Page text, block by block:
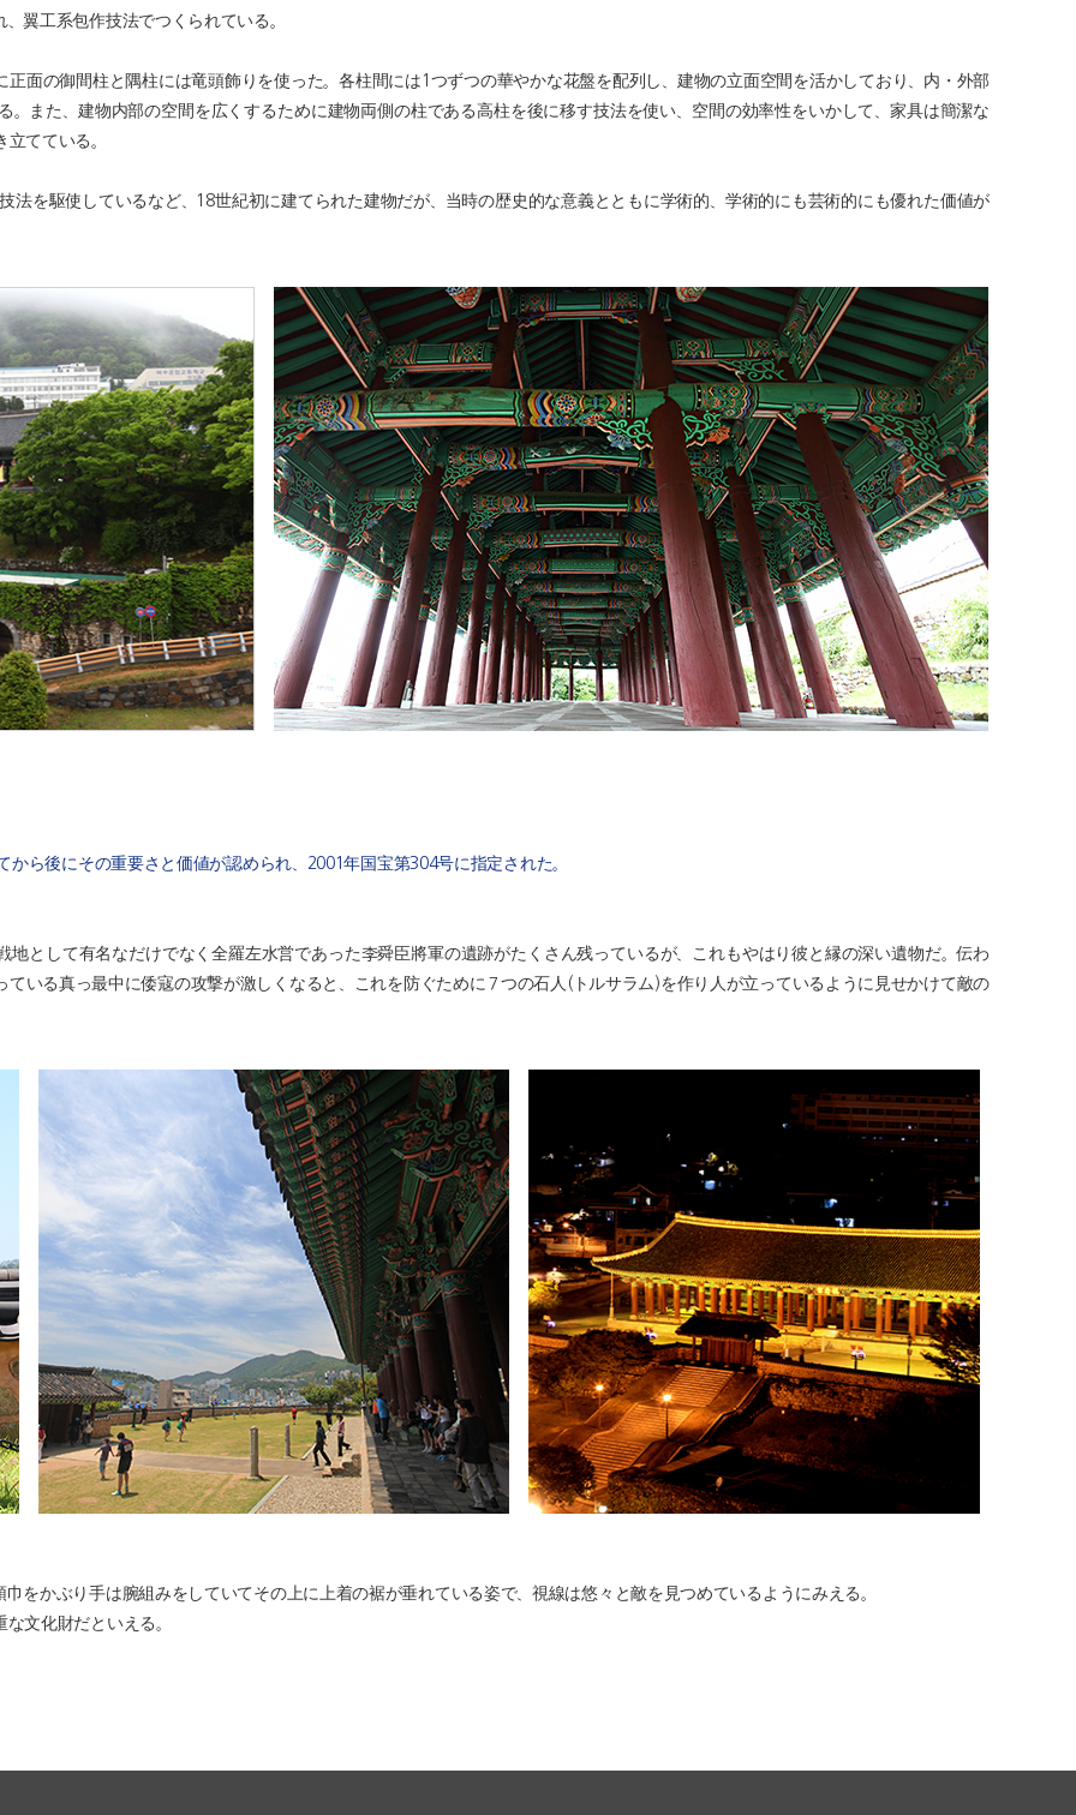
翼工系包作技法でつくられている。
面の御間柱と隅柱には竜頭飾りを使った。各柱間には1つずつの華やかな花盤を配列し、建物の立面空間を活かしており、内・外部
また、建物内部の空間を広くするために建物両側の柱である高柱を後に移す技法を使い、空間の効率性をいかして、家具は簡潔な
てている。
法を駆使しているなど、18世紀初に建てられた建物だが、当時の歴史的な意義とともに学術的、学術的にも芸術的にも優れた価値が
ら後にその重要さと価値が認められ、2001年国宝第304号に指定された。
として有名なだけでなく全羅左水営であった李舜臣將軍の遺跡がたくさん残っているが、これもやはり彼と縁の深い遺物だ。伝わ
いる真っ最中に倭寇の攻撃が激しくなると、これを防ぐために７つの石人(トルサラム)を作り人が立っているように見せかけて敵の
をかぶり手は腕組みをしていてその上に上着の裾が垂れている姿で、視線は悠々と敵を見つめているようにみえる。
文化財だといえる。